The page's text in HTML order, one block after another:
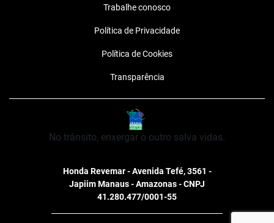
Trabalhe conosco
Política de Privacidade
Política de Cookies
Transparência
No trânsito, enxergar o outro salva vidas.